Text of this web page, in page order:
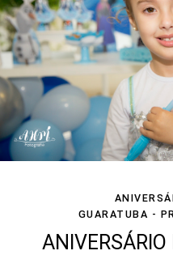
GUARATUBA -